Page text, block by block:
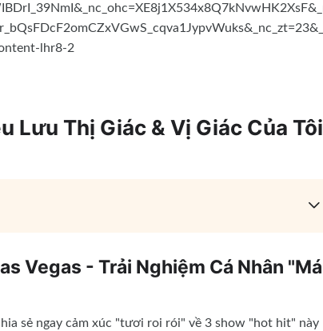
Lưu Thị Giác & Vị Giác Của
Vegas - Trải Nghiệm Cá Nhân
sẻ ngay cảm xúc "tươi roi rói" về 3 show "hot hit" này